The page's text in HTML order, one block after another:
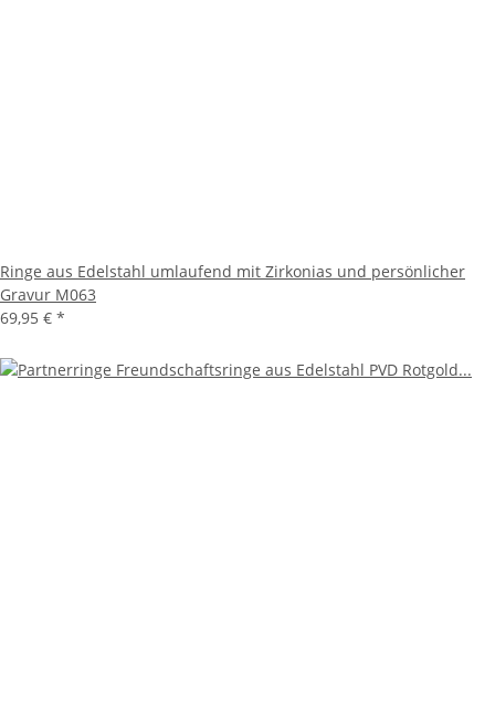
Ringe aus Edelstahl umlaufend mit Zirkonias und persönlicher
Gravur M063
69,95 € *